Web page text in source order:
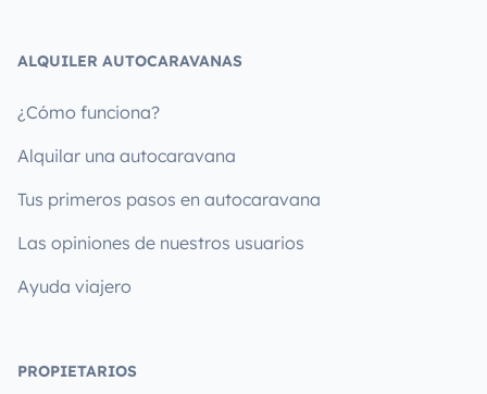
ALQUILER AUTOCARAVANAS
¿Cómo funciona?
Alquilar una autocaravana
Tus primeros pasos en autocaravana
Las opiniones de nuestros usuarios
Ayuda viajero
PROPIETARIOS